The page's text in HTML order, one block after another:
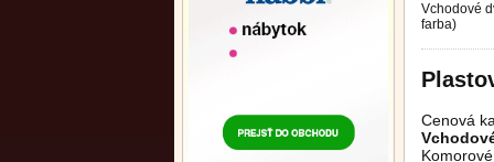
Vchodové
farba)
Cenová